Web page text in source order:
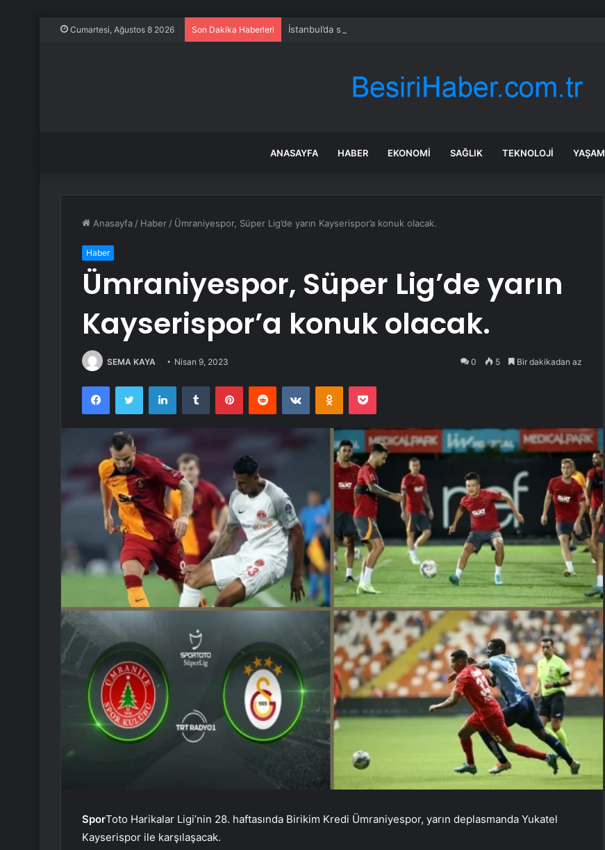
Cumartesi, Ağustos 8 2026 Son Dakika Haberleri İstanbul’da sır ölüm: 37 yaşındaki kadın savcının evinde ölü bulundu!
ANASAYFA HABER EKONOMI SAĞLIK TEKNOLOJI YAŞAM
Anasayfa / Haber / Ümraniyespor, Süper Lig’de yarın Kayserispor’a konuk olacak.
Haber
Ümraniyespor, Süper Lig’de yarın
Kayserispor’a konuk olacak.
SEMA KAYA Nisan 9, 2023 0 5 Bir dakikadan az
FacebookTwitter LinkedInTumblr PinterestReddit VKontakteOdnoklassniki
Pocket
SporToto Harikalar Ligi’nin 28. haftasında Birikim Kredi Ümraniyespor, yarın deplasmanda Yukatel
Kayserispor ile karşılaşacak.